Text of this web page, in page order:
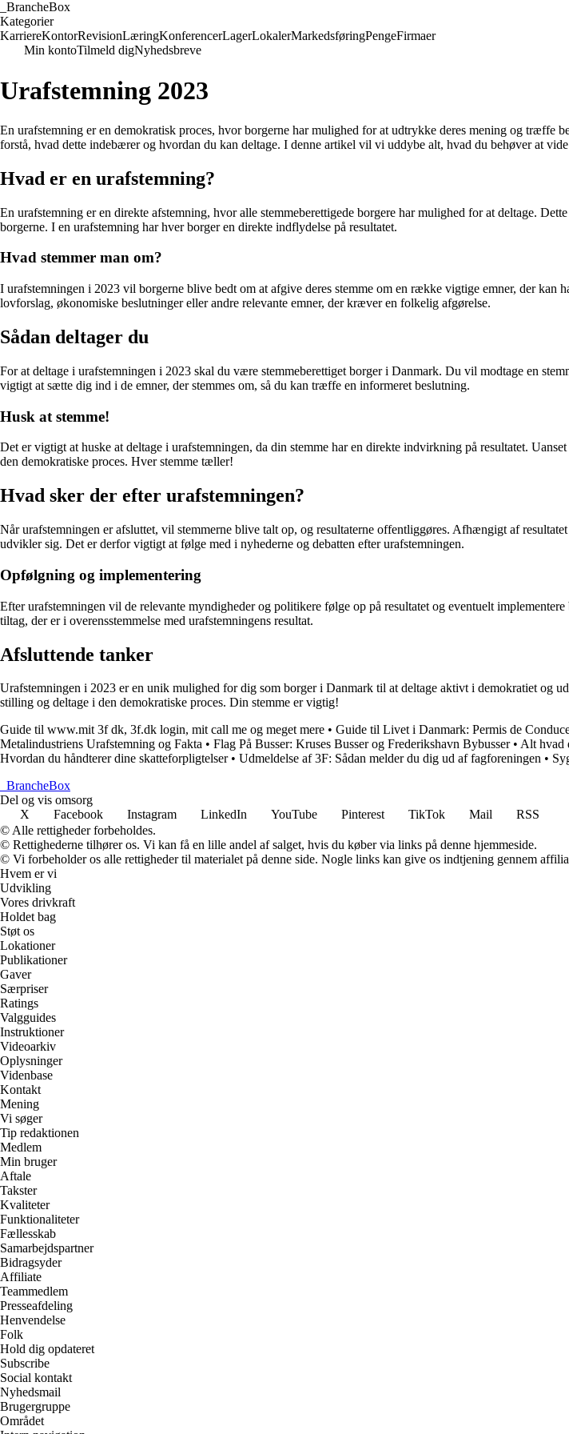
BrancheBox
Kategorier
KarriereKontorRevisionLæringKonferencerLagerLokalerMarkedsføringPengeFirmaer
Min kontoTilmeld digNyhedsbreve
Urafstemning 2023
En urafstemning er en demokratisk proces, hvor borgerne har mulighed for at udtrykke deres mening og
forstå, hvad dette indebærer og hvordan du kan deltage. I denne artikel vil vi uddybe alt, hvad du behøver at
Hvad er en urafstemning?
En urafstemning er en direkte afstemning, hvor alle stemmeberettigede borgere har mulighed for at deltage.
borgerne. I en urafstemning har hver borger en direkte indflydelse på resultatet.
Hvad stemmer man om?
I urafstemningen i 2023 vil borgerne blive bedt om at afgive deres stemme om en række vigtige emner, der
lovforslag, økonomiske beslutninger eller andre relevante emner, der kræver en folkelig afgørelse.
Sådan deltager du
For at deltage i urafstemningen i 2023 skal du være stemmeberettiget borger i Danmark. Du vil modtage en
vigtigt at sætte dig ind i de emner, der stemmes om, så du kan træffe en informeret beslutning.
Husk at stemme!
Det er vigtigt at huske at deltage i urafstemningen, da din stemme har en direkte indvirkning på resultatet.
den demokratiske proces. Hver stemme tæller!
Hvad sker der efter urafstemningen?
Når urafstemningen er afsluttet, vil stemmerne blive talt op, og resultaterne offentliggøres. Afhængigt af
udvikler sig. Det er derfor vigtigt at følge med i nyhederne og debatten efter urafstemningen.
Opfølgning og implementering
Efter urafstemningen vil de relevante myndigheder og politikere følge op på resultatet og eventuelt
tiltag, der er i overensstemmelse med urafstemningens resultat.
Afsluttende tanker
Urafstemningen i 2023 er en unik mulighed for dig som borger i Danmark til at deltage aktivt i demokratiet og
stilling og deltage i den demokratiske proces. Din stemme er vigtig!
Guide til www.mit 3f dk, 3f.dk login, mit call me og meget mere • Guide til Livet i Danmark: Permis de
Metalindustriens Urafstemning og Fakta • Flag På Busser: Kruses Busser og Frederikshavn Bybusser• Alt hvad
Hvordan du håndterer dine skatteforpligtelser• Udmeldelse af 3F: Sådan melder du dig ud af fagforeningen •
BrancheBox
Del og vis omsorg
X
Facebook Instagram LinkedIn YouTube Pinterest TikTok Mail
RSS
© Alle rettigheder forbeholdes.
© Rettighederne tilhører os. Vi kan få en lille andel af salget, hvis du køber via links på denne hjemmeside.
© Vi forbeholder os alle rettigheder til materialet på denne side. Nogle links kan give os indtjening gennem
Hvem er vi
Udvikling
Vores drivkraft
Holdet bag
Støt os
Lokationer
Publikationer
Gaver
Særpriser
Ratings
Valgguides
Instruktioner
Videoarkiv
Oplysninger
Videnbase
Kontakt
Mening
Vi søger
Tip redaktionen
Medlem
Min bruger
Aftale
Takster
Kvaliteter
Funktionaliteter
Fællesskab
Samarbejdspartner
Bidragsyder
Affiliate
Teammedlem
Presseafdeling
Henvendelse
Folk
Hold dig opdateret
Subscribe
Social kontakt
Nyhedsmail
Brugergruppe
Området